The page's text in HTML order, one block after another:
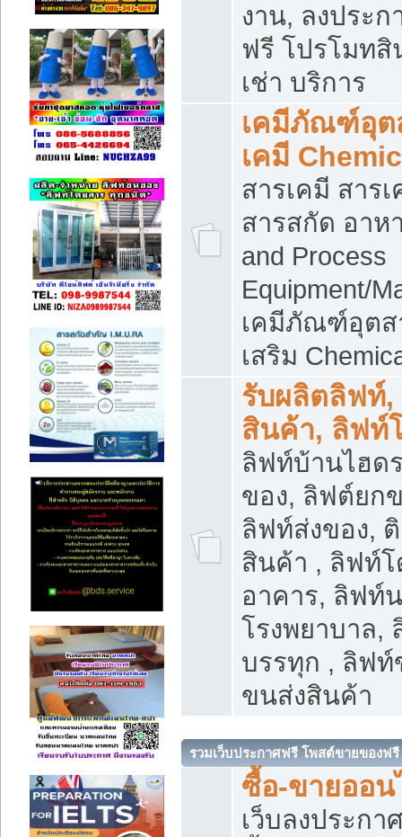
งาน, ลงประ
ฟรี โปรโมท
เช่า บริการ
เคมีภัณฑ์อุต
เคมี
สารเคมี สาร
สารสกัด อาห
and Process
Equipment/
เคมีภัณฑ์อุตส
เสริม
รับผลิตลิฟท์
สินค้า, ลิฟท์
ลิฟท์บ้านไฮด
ของ, ลิฟต์ยก
ลิฟท์ส่งของ,
สินค้า , ลิฟท์
อาคาร, ลิฟท์
โรงพยาบาล,
บรรทุก , ลิฟ
ขนส่งสินค้า
รวมเว็บประกาศฟรี โพสต์ขายของฟรี
ซื้อ-ขายออน
เว็บลงประก